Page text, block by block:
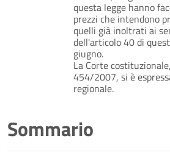
questa legge hanno
prezzi che intendono
quelli già inoltrati ai
dell'articolo 40 di
giugno.
La Corte
454/2007, si è
regionale.
Sommario